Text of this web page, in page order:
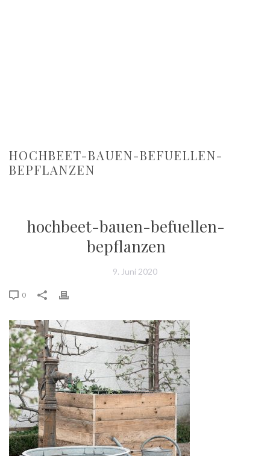
HOCHBEET-BAUEN-BEFUELLEN-
BEPFLANZEN
hochbeet-bauen-befuellen-
bepflanzen
9. Juni 2020
0